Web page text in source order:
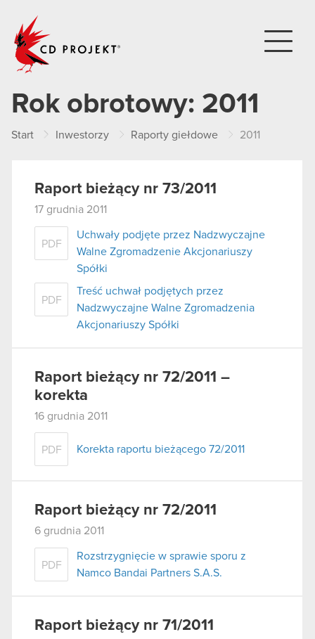
Rok obrotowy: 2011
Start Inwestorzy Raporty giełdowe 2011
Raport bieżący nr 73/2011
17 grudnia 2011
PDF
Uchwały podjęte przez Nadzwyczajne
Walne Zgromadzenie Akcjonariuszy
Spółki
PDF
Treść uchwał podjętych przez
Nadzwyczajne Walne Zgromadzenia
Akcjonariuszy Spółki
Raport bieżący nr 72/2011 –
korekta
16 grudnia 2011
PDF Korekta raportu bieżącego 72/2011
Raport bieżący nr 72/2011
6 grudnia 2011
PDF
Rozstrzygnięcie w sprawie sporu z
Namco Bandai Partners S.A.S.
Raport bieżący nr 71/2011